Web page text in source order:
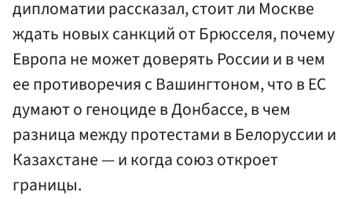
дипломатии рассказал, стоит ли Москве
ждать новых санкций от Брюсселя, почему
Европа не может доверять России и в чем
ее противоречия с Вашингтоном, что в ЕС
думают о геноциде в Донбассе, в чем
разница между протестами в Белоруссии и
Казахстане — и когда союз откроет
границы.